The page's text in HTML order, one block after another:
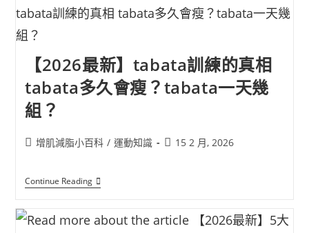
【2026最新】tabata訓練的真相
tabata多久會瘦？tabata一天幾
組？
增肌減脂小百科 / 運動知識 15 2 月, 2026
Continue Reading